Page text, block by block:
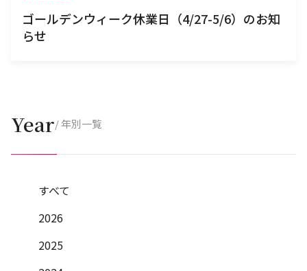
ゴールデンウィーク休業日（4/27-5/6）のお知
らせ
Year/ 年別一覧
すべて
2026
2025